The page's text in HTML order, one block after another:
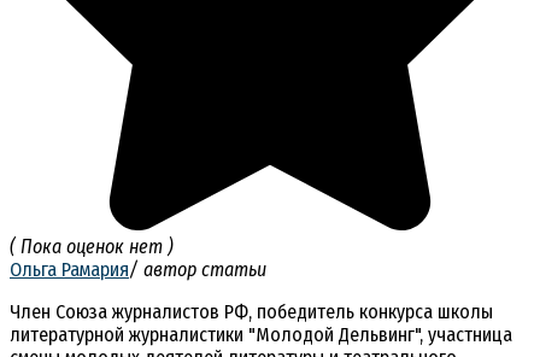
( Пока оценок нет )
Ольга Рамария/ автор статьи
Член Союза журналистов РФ, победитель конкурса школы
литературной журналистики "Молодой Дельвинг", участница